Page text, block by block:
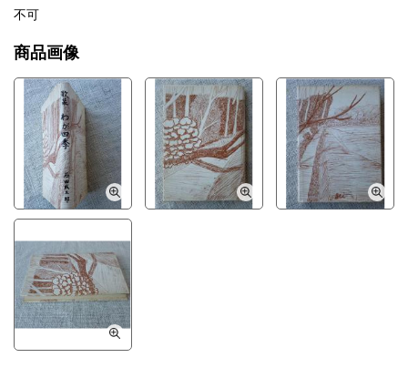
不可
商品画像